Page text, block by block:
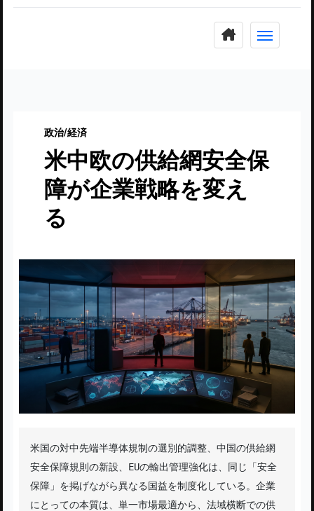
政治/経済
米中欧の供給網安全保
障が企業戦略を変え
る
米国の対中先端半導体規制の選別的調整、中国の供給網
安全保障規則の新設、EUの輸出管理強化は、同じ「安全
保障」を掲げながら異なる国益を制度化している。企業
にとっての本質は、単一市場最適から、法域横断での供